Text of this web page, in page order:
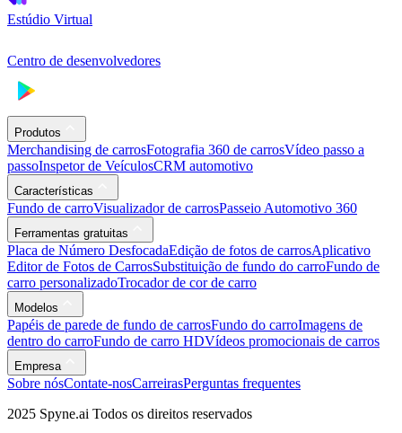
Estúdio Virtual
Centro de desenvolvedores
Produtos
Merchandising de carrosFotografia 360 de carrosVídeo passo a
passoInspetor de VeículosCRM automotivo
Características
Fundo de carroVisualizador de carrosPasseio Automotivo 360
Ferramentas gratuitas
Placa de Número DesfocadaEdição de fotos de carrosAplicativo
Editor de Fotos de CarrosSubstituição de fundo do carroFundo de
carro personalizadoTrocador de cor de carro
Modelos
Papéis de parede de fundo de carrosFundo do carroImagens de
dentro do carroFundo de carro HDVídeos promocionais de carros
Empresa
Sobre nósContate-nosCarreirasPerguntas frequentes
2025 Spyne.ai Todos os direitos reservados